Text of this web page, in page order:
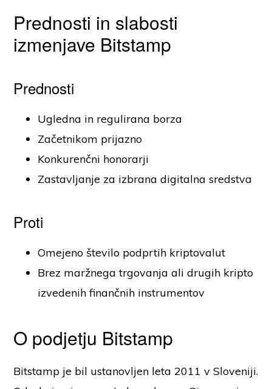
Prednosti in slabosti
izmenjave Bitstamp
Prednosti
Ugledna in regulirana borza
Začetnikom prijazno
Konkurenčni honorarji
Zastavljanje za izbrana digitalna sredstva
Proti
Omejeno število podprtih kriptovalut
Brez maržnega trgovanja ali drugih kripto
izvedenih finančnih instrumentov
O podjetju Bitstamp
Bitstamp je bil ustanovljen leta 2011 v Sloveniji.